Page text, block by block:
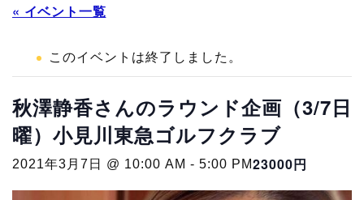
« イベント一覧
このイベントは終了しました。
秋澤静香さんのラウンド企画（3/7日
曜）小見川東急ゴルフクラブ
2021年3月7日 @ 10:00 AM - 5:00 PM23000円